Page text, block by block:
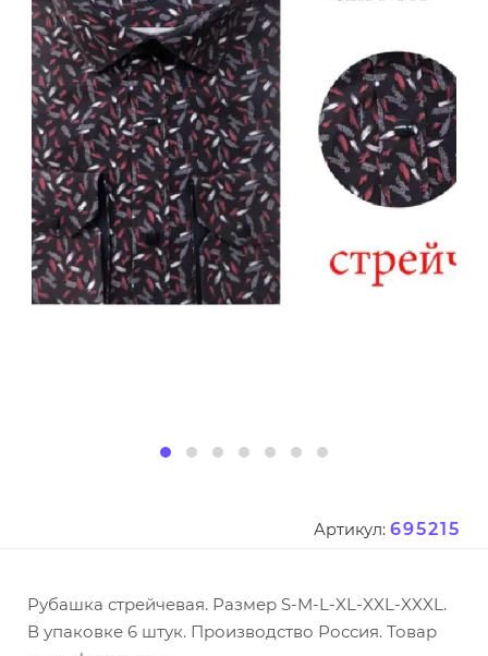
Артикул: 695215
Рубашка стрейчевая. Размер S-M-L-XL-XXL-XXXL.
В упаковке 6 штук. Производство Россия. Товар